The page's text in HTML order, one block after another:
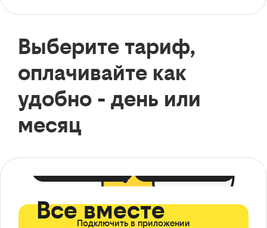
Выберите тариф,
оплачивайте как
удобно - день или
месяц
Все вместе
Подключить в приложении